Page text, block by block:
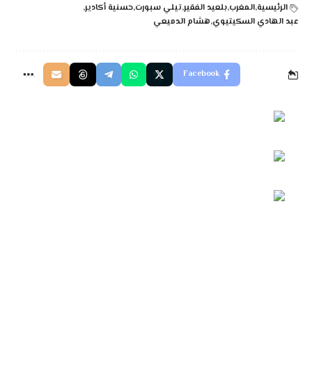
الرئيسيةالمغرببلعيد الفقيرتيلي سبورتحسنية أكادير
عبد الهادي السكيتيوي هشام الدميعي
Facebook